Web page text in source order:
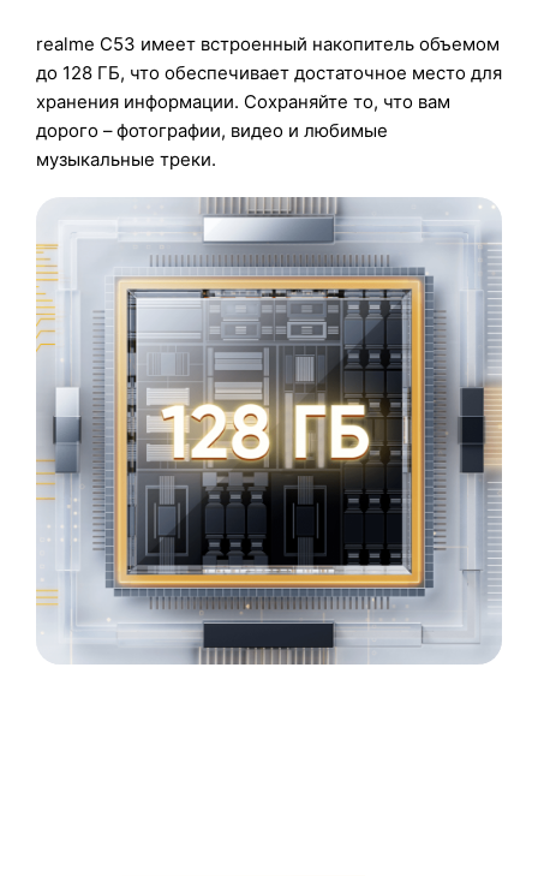
realme C53 имеет встроенный накопитель объемом
до 128 ГБ, что обеспечивает достаточное место для
хранения информации. Сохраняйте то, что вам
дорого – фотографии, видео и любимые
музыкальные треки.